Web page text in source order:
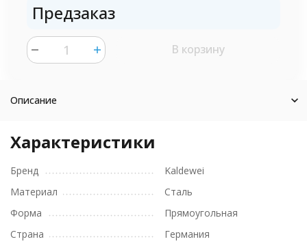
Предзаказ
В корзину
Описание
Характеристики
Бренд
Kaldewei
Материал
Сталь
Форма
Прямоугольная
Страна
Германия